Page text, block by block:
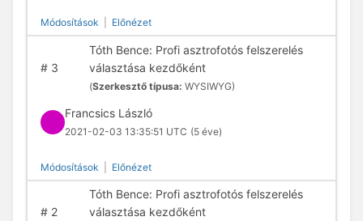
Módosítások Előnézet
#3
Tóth Bence: Profi asztrofotós felszerelés
választása kezdőként
(Szerkesztő típusa: WYSIWYG)
Francsics László
2021-02-03 13:35:51 UTC (5 éve)
Módosítások Előnézet
#2
Tóth Bence: Profi asztrofotós felszerelés
választása kezdőként